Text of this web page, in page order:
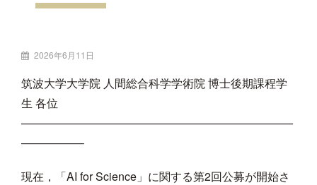
投
者:
2026年6月11日
筑波大学大学院 人間総合科学学術院 博士後期課程学
生 各位
————————————————————————
—————–
現在，「AI for Science」に関する第2回公募が開始さ